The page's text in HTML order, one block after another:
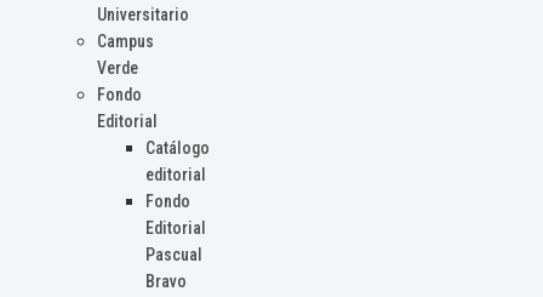
Universitario
Campus
Verde
Fondo
Editorial
Catálogo
editorial
Fondo
Editorial
Pascual
Bravo